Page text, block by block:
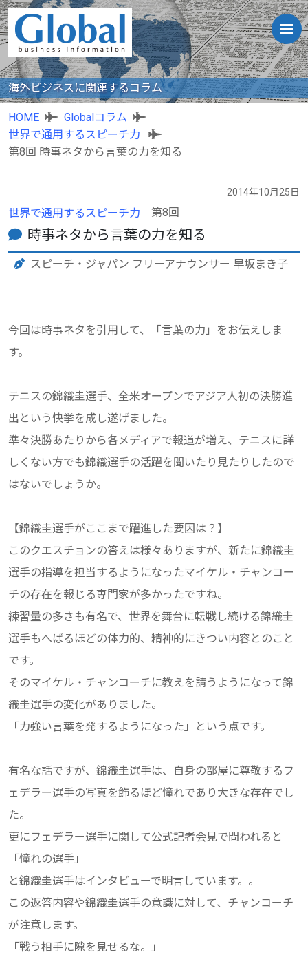
海外ビジネスに関連するコラム
HOME
Globalコラム
世界で通用するスピーチ力
第8回 時事ネタから言葉の力を知る
2014年10月25日
世界で通用するスピーチ力 第8回
時事ネタから言葉の力を知る
スピーチ・ジャパン フリーアナウンサー 早坂まき子
今回は時事ネタを引用して、「言葉の力」をお伝えしま
す。
テニスの錦織圭選手、全米オープンでアジア人初の決勝進
出という快挙を成し遂げました。
準々決勝あたりから各メディアで報道が増え、テニスに詳
しくない方でも錦織選手の活躍を聞いたり見たりしたので
はないでしょうか。
【錦織圭選手がここまで躍進した要因は？】
このクエスチョンの答えは様々ありますが、新たに錦織圭
選手の指導を担当するようになったマイケル・チャンコー
チの存在を報じる専門家が多かったですね。
練習量の多さも有名で、世界を舞台に転戦し続ける錦織圭
選手もへばるほどの体力的、精神的にきつい内容とのこと
です。
そのマイケル・チャンコーチに教えを請うようになって錦
織圭選手の変化がありました。
「力強い言葉を発するようになった」という点です。
有名な話ですが、錦織圭選手は、自身の部屋に尊敬するフ
ェデラー選手の写真を飾るほど憧れであり大きな存在でし
た。
更にフェデラー選手に関して公式記者会見で問われると
「憧れの選手」
と錦織圭選手はインタビューで明言しています。。
この返答内容や錦織圭選手の意識に対して、チャンコーチ
が注意します。
「戦う相手に隙を見せるな。」